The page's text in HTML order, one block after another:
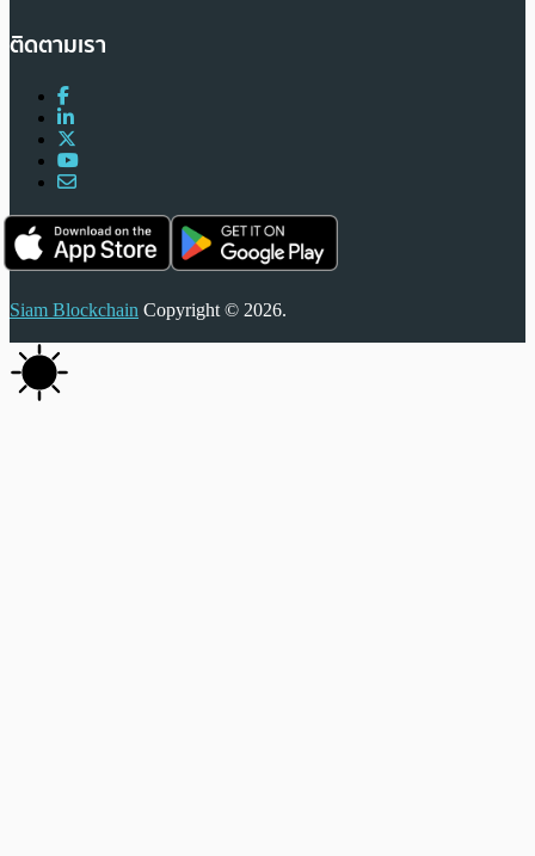
ติดตามเรา
Siam Blockchain Copyright © 2026.